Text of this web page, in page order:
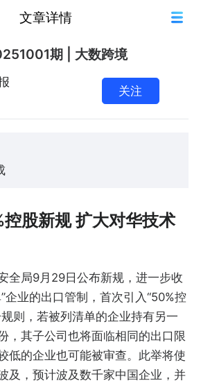
文章详情
期 | 大数跨境
关注
股新规 扩大对华技术
全局9月29日公布新规，进一步收
企业的出口管制，首次引入“50%控
则，若被列清单的企业持有另一
，其子公司也将面临相同的出口限
低的企业也可能被审查。此举将使
及，预计波及数千家中国企业，并